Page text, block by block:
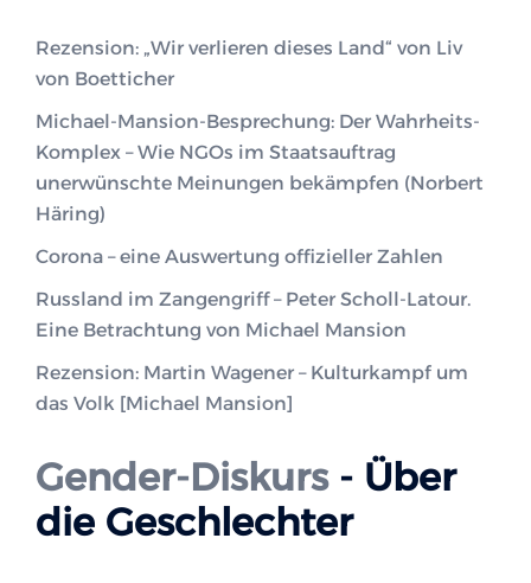
Rezension: „Wir verlieren dieses Land“ von Liv
von Boetticher
Michael-Mansion-Besprechung: Der Wahrheits-
Komplex – Wie NGOs im Staatsauftrag
unerwünschte Meinungen bekämpfen (Norbert
Häring)
Corona – eine Auswertung offizieller Zahlen
Russland im Zangengriff – Peter Scholl-Latour.
Eine Betrachtung von Michael Mansion
Rezension: Martin Wagener – Kulturkampf um
das Volk [Michael Mansion]
Gender-Diskurs- Über
die Geschlechter